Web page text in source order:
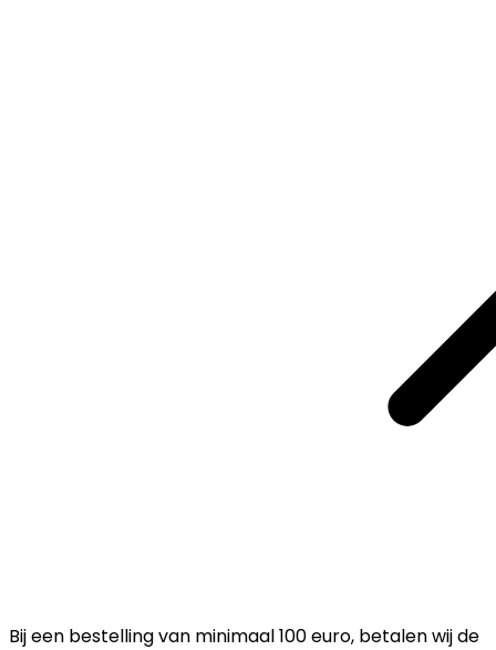
Bij een bestelling van minimaal 100 euro, betalen wij de